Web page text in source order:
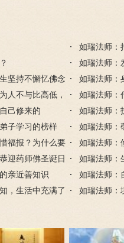
如瑞法师：
如瑞法师：
坚持不懈忆佛念
如瑞法师：
人不与比高低，
如瑞法师：
善业？
己修来的
如瑞法师：
子学习的榜样
如瑞法师：
言和心念
福报？为什么要
如瑞法师：
下价值最大
迎药师佛圣诞日
如瑞法师：
亲近善知识
如瑞法师：
，生活中充满了
如瑞法师：